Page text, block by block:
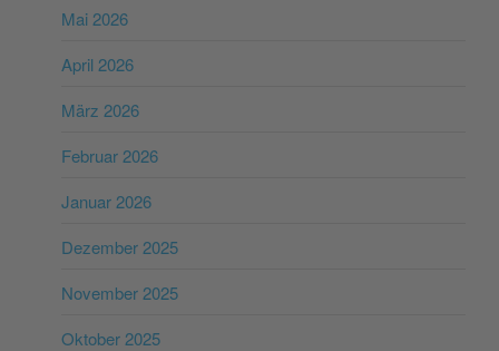
Mai 2026
April 2026
März 2026
Februar 2026
Januar 2026
Dezember 2025
November 2025
Oktober 2025